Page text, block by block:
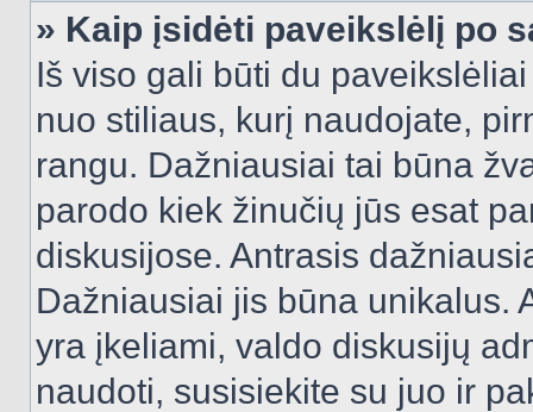
» Kaip įsidėti paveikslėlį po
Iš viso gali būti du
nuo stiliaus, kurį naudojate,
rangu. Dažniausiai tai būna
parodo kiek žinučių jūs esat
diskusijose. Antrasis
Dažniausiai jis būna unikalus.
yra įkeliami, valdo diskusijų
naudoti, susisiekite su juo ir